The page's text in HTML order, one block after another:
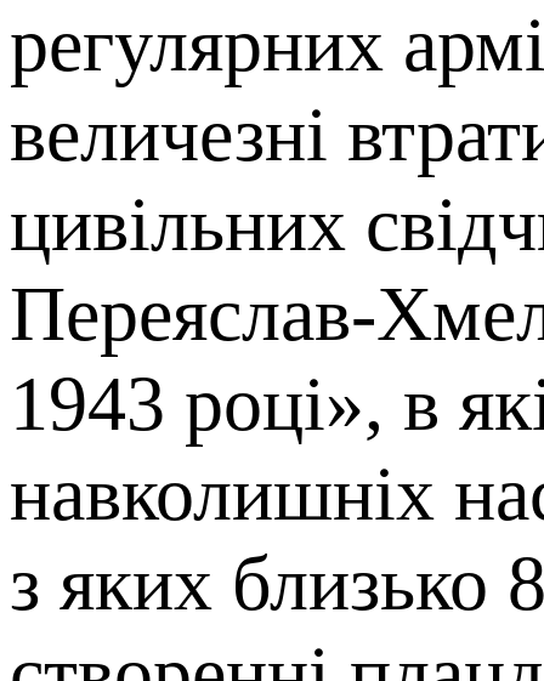
регулярних
величезні
цивільних
Переяслав-
1943 році», в
навколишніх
з яких близько